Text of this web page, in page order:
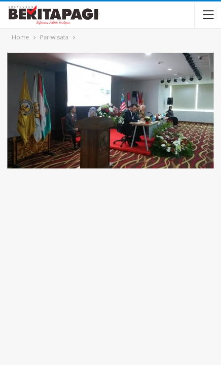
Home Pariwisata